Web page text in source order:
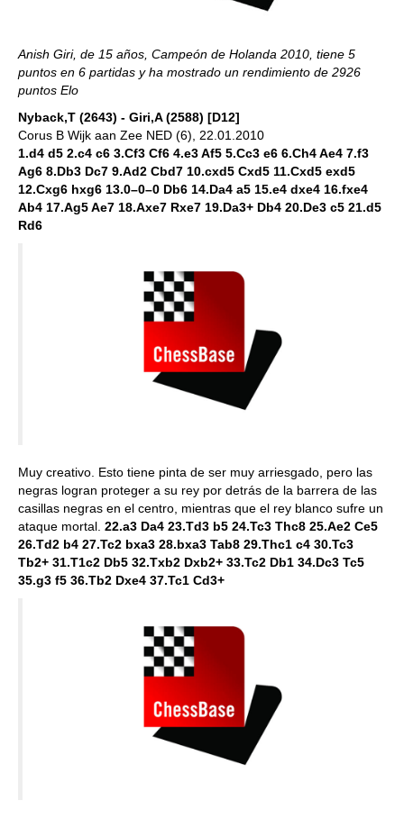
Anish Giri, de 15 años, Campeón de Holanda 2010, tiene 5
puntos en 6 partidas y ha mostrado un rendimiento de 2926
puntos Elo
Nyback,T (2643) - Giri,A (2588) [D12]
Corus B Wijk aan Zee NED (6), 22.01.2010
1.d4 d5 2.c4 c6 3.Cf3 Cf6 4.e3 Af5 5.Cc3 e6 6.Ch4 Ae4 7.f3
Ag6 8.Db3 Dc7 9.Ad2 Cbd7 10.cxd5 Cxd5 11.Cxd5 exd5
12.Cxg6 hxg6 13.0–0–0 Db6 14.Da4 a5 15.e4 dxe4 16.fxe4
Ab4 17.Ag5 Ae7 18.Axe7 Rxe7 19.Da3+ Db4 20.De3 c5 21.d5
Rd6
Muy creativo. Esto tiene pinta de ser muy arriesgado, pero las
negras logran proteger a su rey por detrás de la barrera de las
casillas negras en el centro, mientras que el rey blanco sufre un
ataque mortal. 22.a3 Da4 23.Td3 b5 24.Tc3 Thc8 25.Ae2 Ce5
26.Td2 b4 27.Tc2 bxa3 28.bxa3 Tab8 29.Thc1 c4 30.Tc3
Tb2+ 31.T1c2 Db5 32.Txb2 Dxb2+ 33.Tc2 Db1 34.Dc3 Tc5
35.g3 f5 36.Tb2 Dxe4 37.Tc1 Cd3+